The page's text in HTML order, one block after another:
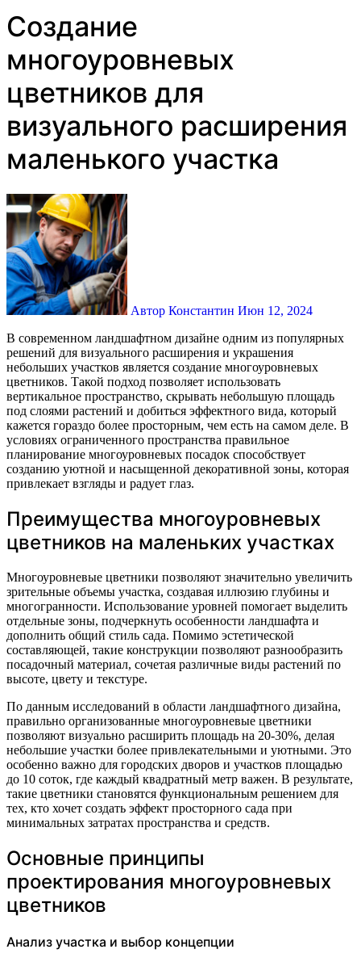
Создание
многоуровневых
цветников для
визуального расширения
маленького участка
Автор Константин Июн 12, 2024
В современном ландшафтном дизайне одним из популярных
решений для визуального расширения и украшения
небольших участков является создание многоуровневых
цветников. Такой подход позволяет использовать
вертикальное пространство, скрывать небольшую площадь
под слоями растений и добиться эффектного вида, который
кажется гораздо более просторным, чем есть на самом деле. В
условиях ограниченного пространства правильное
планирование многоуровневых посадок способствует
созданию уютной и насыщенной декоративной зоны, которая
привлекает взгляды и радует глаз.
Преимущества многоуровневых
цветников на маленьких участках
Многоуровневые цветники позволяют значительно увеличить
зрительные объемы участка, создавая иллюзию глубины и
многогранности. Использование уровней помогает выделить
отдельные зоны, подчеркнуть особенности ландшафта и
дополнить общий стиль сада. Помимо эстетической
составляющей, такие конструкции позволяют разнообразить
посадочный материал, сочетая различные виды растений по
высоте, цвету и текстуре.
По данным исследований в области ландшафтного дизайна,
правильно организованные многоуровневые цветники
позволяют визуально расширить площадь на 20-30%, делая
небольшие участки более привлекательными и уютными. Это
особенно важно для городских дворов и участков площадью
до 10 соток, где каждый квадратный метр важен. В результате,
такие цветники становятся функциональным решением для
тех, кто хочет создать эффект просторного сада при
минимальных затратах пространства и средств.
Основные принципы
проектирования многоуровневых
цветников
Анализ участка и выбор концепции